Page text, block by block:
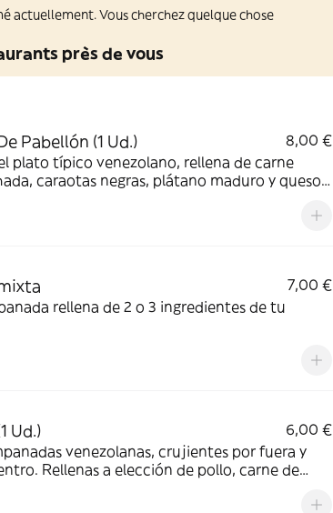
actuellement. Vous cherchez quelque chose
près de vous
Pabellón (1 Ud.)
8,00 €
plato típico venezolano, rellena de carne
caraotas negras, plátano maduro y queso,
7,00 €
rellena de 2 o 3 ingredientes de tu
Ud.)
6,00 €
venezolanas, crujientes por fuera y
Rellenas a elección de pollo, carne de